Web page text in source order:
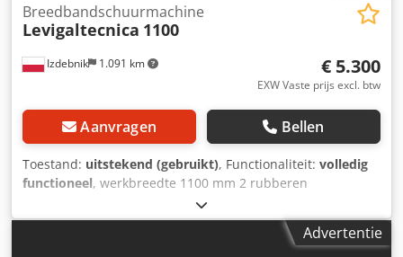
Izdebnik 1.091 km
Breedbandschuurmachine
Levigaltecnica 1100
€ 5.300
EXW Vaste prijs excl. btw
Aanvragen Bellen
Toestand: uitstekend (gebruikt), Functionaliteit: volledig
functioneel, werkbreedte 1100 mm 2 rubberen
schuurwalsen bandoscillatie met fotocellen pneumatische
bandspanning elektrische tafelverstelling Csdpjw Dq U
Advertentie